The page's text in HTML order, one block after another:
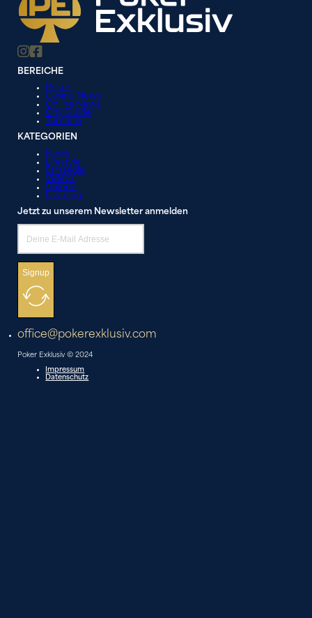
BEREICHE
Poker
Casino News
Online News
City Guide
Turniere
KATEGORIEN
News
Lifestyle
Strategie
Videos
Galerie
Liveblog
Jetzt zu unserem Newsletter anmelden
Signup
office@pokerexklusiv.com
Poker Exklusiv © 2024
Impressum
Datenschutz